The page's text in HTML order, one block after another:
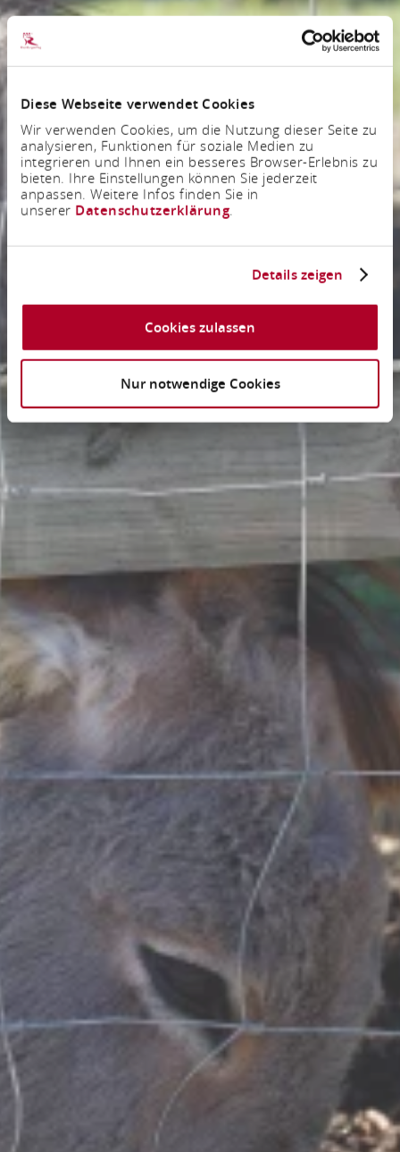
Diese Webseite verwendet Cookies
Wir verwenden Cookies, um die Nutzung dieser Seite zu
analysieren, Funktionen für soziale Medien zu
integrieren und Ihnen ein besseres Browser-Erlebnis zu
bieten. Ihre Einstellungen können Sie jederzeit
anpassen. Weitere Infos finden Sie in
unserer Datenschutzerklärung.
Details zeigen
Cookies zulassen
Nur notwendige Cookies